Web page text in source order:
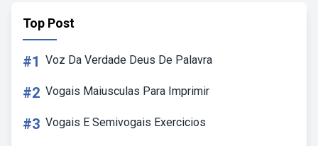
Top Post
#1 Voz Da Verdade Deus De Palavra
#2 Vogais Maiusculas Para Imprimir
#3 Vogais E Semivogais Exercicios